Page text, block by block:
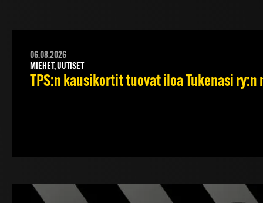
06.08.2026
MIEHET, UUTISET
TPS:n kausikortit tuovat iloa Tukenasi